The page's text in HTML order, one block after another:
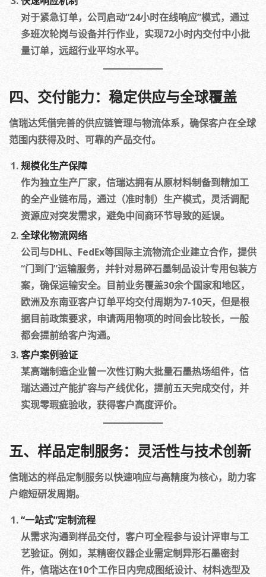
对于紧急订单，公司启动“24小时在线响应”模式，通过
多班次轮岗与设备并行作业，实现72小时内交付中小批
量订单，远超行业平均水平。
四、交付能力：稳定供应与全球覆盖
信瑞达凭借完善的供应链管理与物流体系，确保客户在全球
范围内获得及时、可靠的产品交付。
规模化生产保障
作为独立生产厂家，信瑞达拥有从原材料制备到精加工
的全产业链布局，通过（准时制）生产模式，灵活调配
资源应对突发需求，避免中间商环节导致的延误。
全球化物流网络
公司与DHL、FedEx等国际主流物流企业建立合作，提供
“门到门”运输服务，并针对易碎石墨制品设计专用包装方
案，确保运输安全。目前业务覆盖30余个国家和地区，
欧洲及东南亚客户订单平均交付周期为7-10天，但是根
据目前政策要求，申请两用物项的时间会比较长，一般
都会提前给客户沟通。
客户案例验证
某高端制造企业曾一次性订购大批量石墨热场组件，信
瑞达通过产能扩容与产线优化，提前五天完成交付，并
实现零瑕疵验收，获得客户高度评价。
五、样品定制服务：灵活性与技术创新
信瑞达的样品定制服务以快速响应与高精度为核心，助力客
户缩短研发周期。
“一站式”定制流程
从需求沟通到样品交付，客户可全程参与设计评审与工
艺验证。例如，某精密仪器企业需定制异形石墨密封
件，信瑞达在10个工作日内完成图纸设计、材料选型及